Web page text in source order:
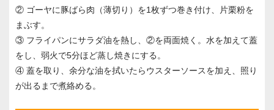
② ゴーヤに豚ばら肉（薄切り）を1枚ずつ巻き付け、片栗粉を
まぶす。
③ フライパンにサラダ油を熱し、②を両面焼く。水を加えて蓋
をし、弱火で5分ほど蒸し焼きにする。
④ 蓋を取り、余分な油を拭いたらウスターソースを加え、照り
が出るまで煮絡める。